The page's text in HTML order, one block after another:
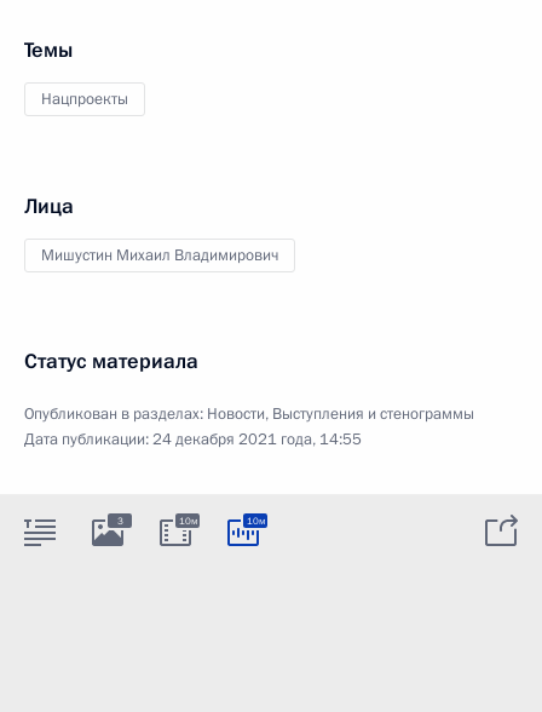
Темы
Нацпроекты
Лица
Мишустин Михаил Владимирович
Статус материала
Опубликован в разделах: Новости, Выступления и стенограммы
Дата публикации:24 декабря 2021 года, 14:55
3 10м 10м